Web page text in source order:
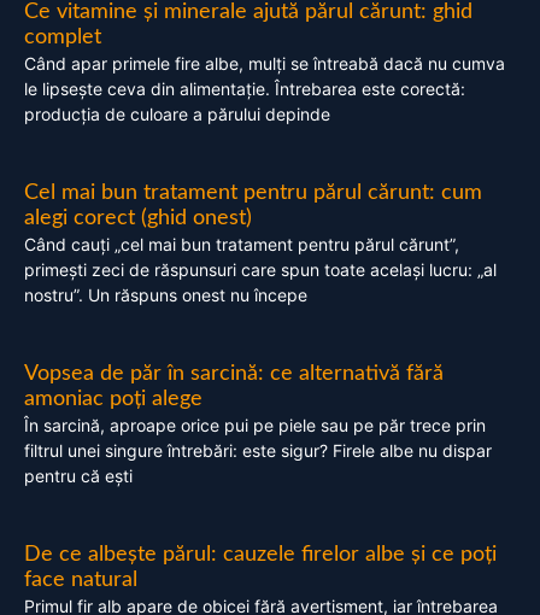
Ce vitamine și minerale ajută părul cărunt: ghid
complet
Când apar primele fire albe, mulți se întreabă dacă nu cumva
le lipsește ceva din alimentație. Întrebarea este corectă:
producția de culoare a părului depinde
Cel mai bun tratament pentru părul cărunt: cum
alegi corect (ghid onest)
Când cauți „cel mai bun tratament pentru părul cărunt”,
primești zeci de răspunsuri care spun toate același lucru: „al
nostru”. Un răspuns onest nu începe
Vopsea de păr în sarcină: ce alternativă fără
amoniac poți alege
În sarcină, aproape orice pui pe piele sau pe păr trece prin
filtrul unei singure întrebări: este sigur? Firele albe nu dispar
pentru că ești
De ce albește părul: cauzele firelor albe și ce poți
face natural
Primul fir alb apare de obicei fără avertisment, iar întrebarea